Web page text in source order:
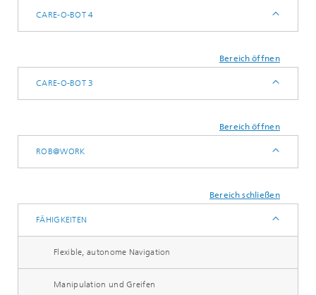
CARE-O-BOT 4
Bereich öffnen
CARE-O-BOT 3
Bereich öffnen
ROB@WORK
Bereich schließen
FÄHIGKEITEN
Flexible, autonome Navigation
Manipulation und Greifen